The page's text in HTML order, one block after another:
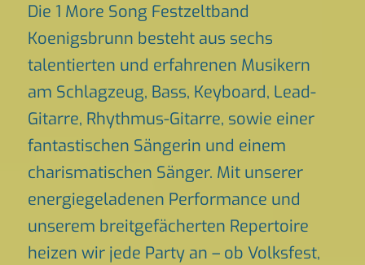
Die 1 More Song Festzeltband
Koenigsbrunn besteht aus sechs
talentierten und erfahrenen Musikern
am Schlagzeug, Bass, Keyboard, Lead-
Gitarre, Rhythmus-Gitarre, sowie einer
fantastischen Sängerin und einem
charismatischen Sänger. Mit unserer
energiegeladenen Performance und
unserem breitgefächerten Repertoire
heizen wir jede Party an – ob Volksfest,